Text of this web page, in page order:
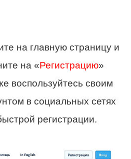
на главную страницу и
на «Регистрацию»
воспользуйтесь своим
в социальных сетях
регистрации.